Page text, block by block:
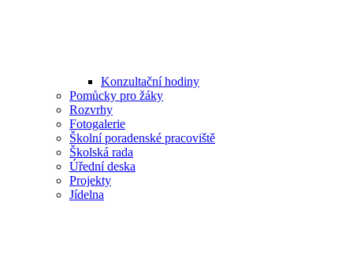
Konzultační hodiny
Pomůcky pro žáky
Rozvrhy
Fotogalerie
Školní poradenské pracoviště
Školská rada
Úřední deska
Projekty
Jídelna